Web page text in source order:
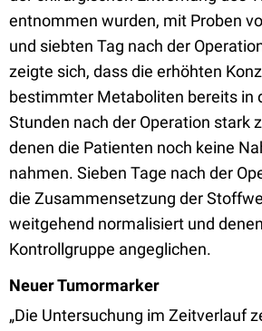
entnommen wurden, mit Proben
und siebten Tag nach der
zeigte sich, dass die erhöhten
bestimmter Metaboliten bereits in
Stunden nach der Operation stark
denen die Patienten noch keine
nahmen. Sieben Tage nach der
die Zusammensetzung der
weitgehend normalisiert und
Kontrollgruppe angeglichen.
Neuer Tumormarker
„Die Untersuchung im Zeitverlauf